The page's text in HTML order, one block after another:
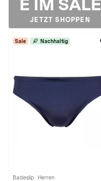
E IM SALE
JETZT SHOPPEN
Sale Nachhaltig
Badeslip · Herren